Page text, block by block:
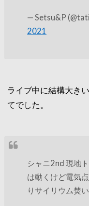
— Setsu&P
2021
ライブ中に結構大き
てでした。
シャニ2nd 現地
は動くけど電気
りサイリウム焚